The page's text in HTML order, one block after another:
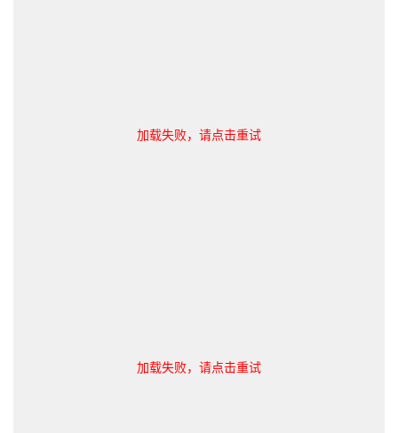
加载失败，请点击重试
加载失败，请点击重试